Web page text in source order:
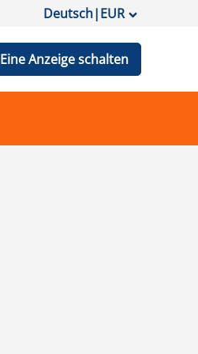
Deutsch|EUR
Eine Anzeige schalten